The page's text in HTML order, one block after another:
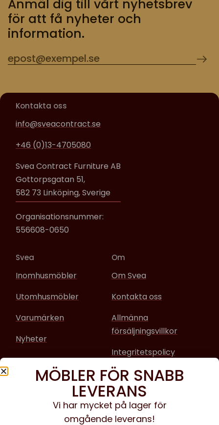
Anmäl dig till vårt nyhetsbrev
för att få nyheter och
information.
Kontakta oss
info@sveacontract.se
+46 (0)13-4705080
Svea Contract Furniture AB
Gottorpsgatan 51,
582 73 Linköping, Sverige
Organisationsnummer:
556608-0650
Svea
Inomhusmöbler
Utomhusmöbler
Varumärken
Nyheter
Om
Om Svea
Kontakta oss
Allmänna
försäljningsvillkor
Integritetspolicy
Sociala media
Facebook
Instagram
MÖBLER FÖR SNABB
LEVERANS
Vi har mycket på lager för
omgående leverans!